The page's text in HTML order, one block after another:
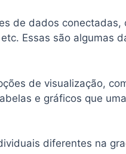
de dados conectadas,
etc. Essas são algumas
de visualização,
e gráficos que
diferentes na